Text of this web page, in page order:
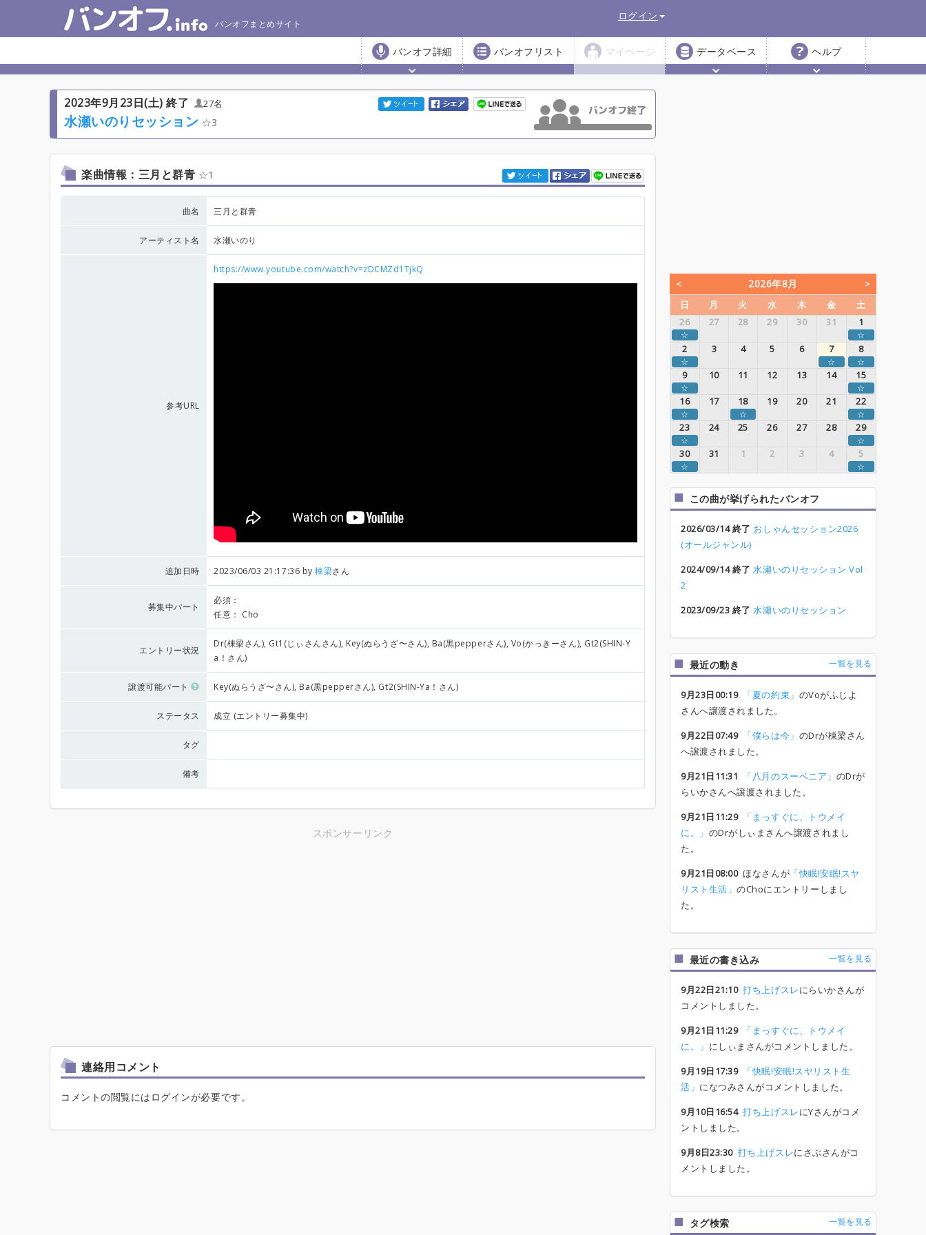
バンオフまとめサイト
ログイン
バンオフ詳細 バンオフリスト マイページ データベース ヘルプ
2023年9月23日(土) 終了 27名
水瀬いのりセッション 3
楽曲情報：三月と群青 1
曲名 三月と群青
アーティスト名 水瀬いのり
参考URL
https://www.youtube.com/watch?v=zDCMZd1TjkQ
追加日時 2023/06/03 21:17:36 by棟梁さん
募集中パート
必須：
任意： Cho
エントリー状況
Dr(棟梁さん), Gt1(じぃさんさん), Key(ぬらうざ〜さん), Ba(黒pepperさん), Vo(かっきーさん), Gt2(SHIN-Y
a！さん)
譲渡可能パート Key(ぬらうざ〜さん), Ba(黒pepperさん), Gt2(SHIN-Ya！さん)
ステータス 成立 (エントリー募集中)
タグ
備考
スポンサーリンク
連絡用コメント
コメントの閲覧にはログインが必要です。
2026年8月
日 月 火 水 木 金
土
26
27 28 29 30 31 1
☆ ☆
2 3 4 5 6 7 8
☆ ☆ ☆
9 10 11 12 13 14 15
☆ ☆
16 17 18 19 20 21 22
☆ ☆ ☆
23 24 25 26 27 28 29
☆ ☆
30 31 1 2 3 4 5
☆ ☆
この曲が挙げられたバンオフ
2026/03/14 終了 おしゃんセッション2026
(オールジャンル)
2024/09/14 終了 水瀬いのりセッション Vol
2
2023/09/23 終了 水瀬いのりセッション
最近の動き 一覧を見る
9月23日00:19 「夏の約束」 のVoがふじよ
さんへ譲渡されました。
9月22日07:49
「僕らは今」 のDrが棟梁さん
へ譲渡されました。
9月21日11:31
「八月のスーベニア」 のDrが
らいかさんへ譲渡されました。
9月21日11:29
「まっすぐに、トウメイ
に。」 のDrがしぃまさんへ譲渡されまし
た。
9月21日08:00ほなさんが 「快眠!安眠!スヤ
リスト生活」のChoにエントリーしまし
た。
最近の書き込み 一覧を見る
9月22日21:10 打ち上げスレにらいかさんが
コメントしました。
9月21日11:29
「まっすぐに、トウメイ
に。」 にしぃまさんがコメントしました。
9月19日17:39
「快眠!安眠!スヤリスト生
活」 になつみさんがコメントしました。
9月10日16:54 打ち上げスレにYさんがコメ
ントしました。
9月8日23:30 打ち上げスレにさぶさんがコ
メントしました。
タグ検索 一覧を見る